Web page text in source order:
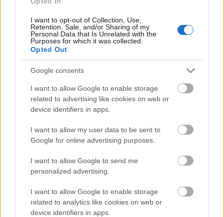
I want to opt-out of Collection, Use,
Retention, Sale, and/or Sharing of my
Personal Data that Is Unrelated with the
Purposes for which it was collected.
Opted Out
Google consents
I want to allow Google to enable storage
related to advertising like cookies on web or
device identifiers in apps.
I want to allow my user data to be sent to
Google for online advertising purposes.
I want to allow Google to send me
personalized advertising.
I want to allow Google to enable storage
related to analytics like cookies on web or
device identifiers in apps.
ΑΣΕΠ: Εξ αποστάσεως η πιο Εύκολη
Πιστοποίηση Υπολογιστών σε 2
μέρες
Μάθε πρώτος όλες τις σημαντικές
ειδήσεις.
Βάλε το proson.gr στα αποτελέσματα
αναζήτησης της Google
Δημοφιλείς Ειδήσεις